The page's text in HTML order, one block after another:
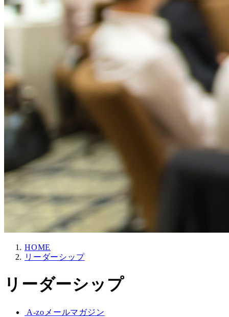
HOME
リーダーシップ
リーダーシップ
A-zoメールマガジン